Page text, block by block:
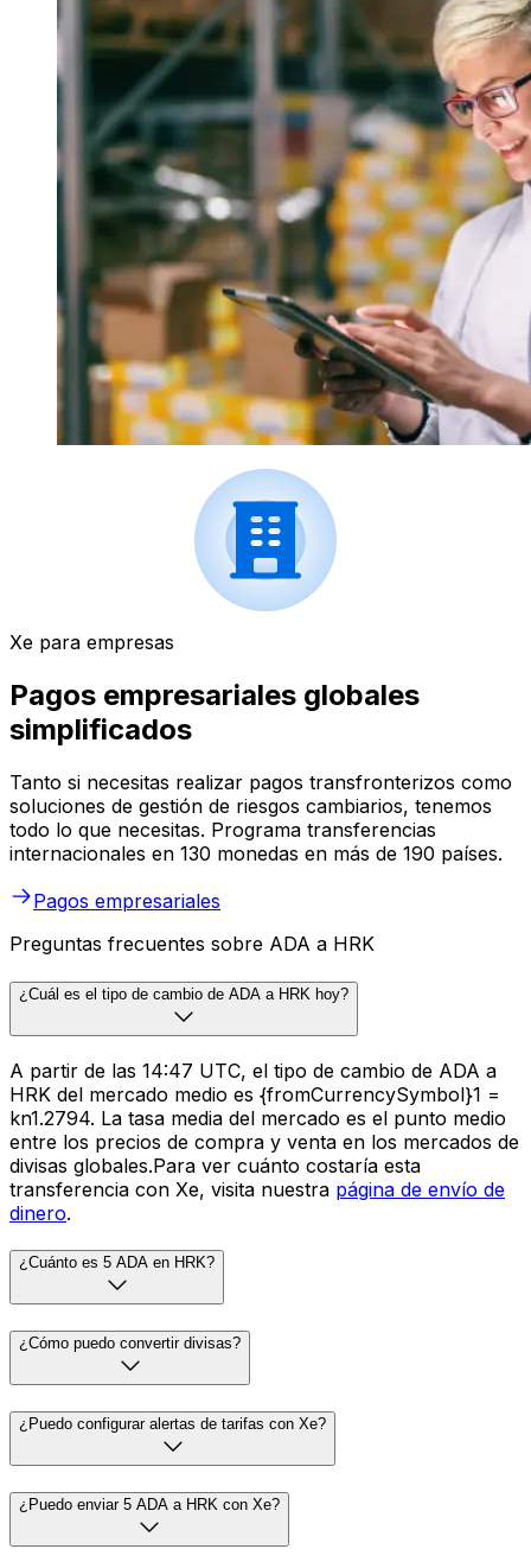
Xe para empresas
Pagos empresariales globales
simplificados
Tanto si necesitas realizar pagos transfronterizos como
soluciones de gestión de riesgos cambiarios, tenemos
todo lo que necesitas. Programa transferencias
internacionales en 130 monedas en más de 190 países.
Pagos empresariales
Preguntas frecuentes sobre ADA a HRK
¿Cuál es el tipo de cambio de ADA a HRK hoy?
A partir de las 14:47 UTC, el tipo de cambio de ADA a
HRK del mercado medio es {fromCurrencySymbol}1 =
kn1.2794. La tasa media del mercado es el punto medio
entre los precios de compra y venta en los mercados de
divisas globales.Para ver cuánto costaría esta
transferencia con Xe, visita nuestra página de envío de
dinero.
¿Cuánto es 5 ADA en HRK?
¿Cómo puedo convertir divisas?
¿Puedo configurar alertas de tarifas con Xe?
¿Puedo enviar 5 ADA a HRK con Xe?